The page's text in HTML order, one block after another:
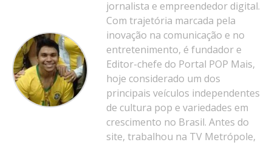
jornalista e empreendedor digital.
Com trajetória marcada pela
inovação na comunicação e no
entretenimento, é fundador e
Editor-chefe do Portal POP Mais,
hoje considerado um dos
principais veículos independentes
de cultura pop e variedades em
crescimento no Brasil. Antes do
site, trabalhou na TV Metrópole,